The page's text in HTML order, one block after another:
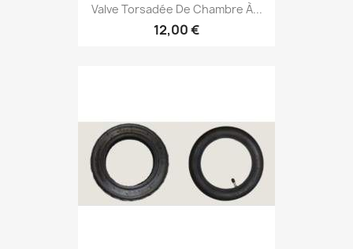
Valve Torsadée De Chambre À...
12,00 €